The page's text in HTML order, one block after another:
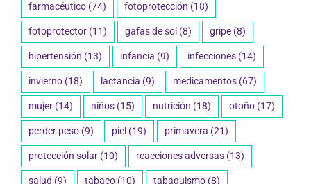
farmacéutico (74) fotoprotección (18)
fotoprotector (11) gafas de sol (8) gripe (8)
hipertensión (13) infancia (9) infecciones (14)
invierno (18) lactancia (9) medicamentos (67)
mujer (14) niños (15) nutrición (18) otoño (17)
perder peso (9) piel (19) primavera (21)
protección solar (10) reacciones adversas (13)
salud (9) tabaco (10) tabaquismo (8)